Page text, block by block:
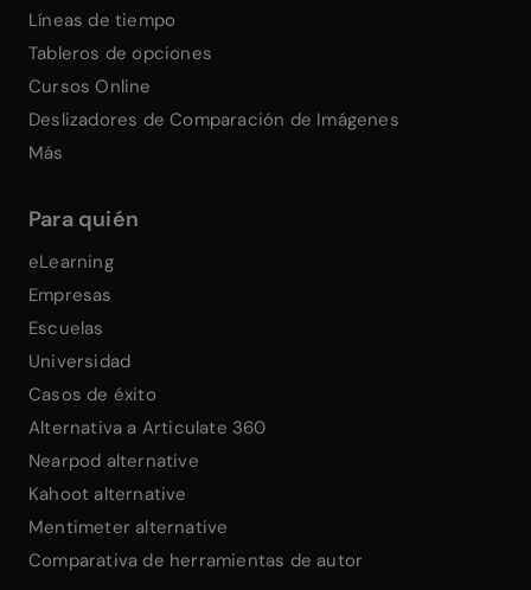
Líneas de tiempo
Tableros de opciones
Cursos Online
Deslizadores de Comparación de Imágenes
Más
Para quién
eLearning
Empresas
Escuelas
Universidad
Casos de éxito
Alternativa a Articulate 360
Nearpod alternative
Kahoot alternative
Mentimeter alternative
Comparativa de herramientas de autor